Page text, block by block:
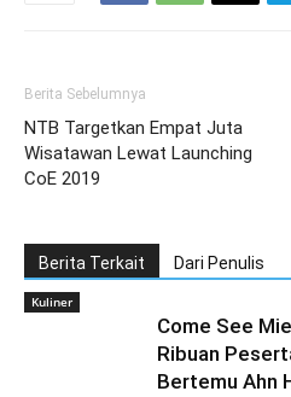
Berita Sebelumnya
NTB Targetkan Empat Juta
Wisatawan Lewat Launching
CoE 2019
Berita Terkait Dari Penulis
Kuliner
Come See
Ribuan
Bertemu Ahn